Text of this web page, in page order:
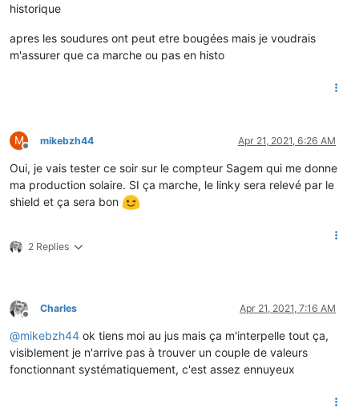
historique
apres les soudures ont peut etre bougées mais je voudrais
m'assurer que ca marche ou pas en histo
M
Offline
mikebzh44 Apr 21, 2021, 6:26 AM
Oui, je vais tester ce soir sur le compteur Sagem qui me donne
ma production solaire. SI ça marche, le linky sera relevé par le
shield et ça sera bon
2 Replies
Offline
Charles Apr 21, 2021, 7:16 AM
@mikebzh44 ok tiens moi au jus mais ça m'interpelle tout ça,
visiblement je n'arrive pas à trouver un couple de valeurs
fonctionnant systématiquement, c'est assez ennuyeux